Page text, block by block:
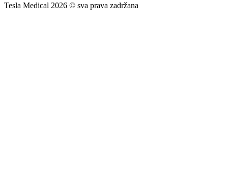
Tesla Medical 2026 © sva prava zadržana